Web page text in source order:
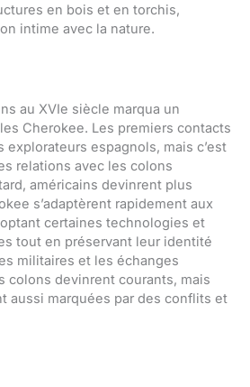
en bois et en torchis,
intime avec la nature.
au XVIe siècle marqua un
Cherokee. Les premiers contacts
espagnols, mais c’est
relations avec les colons
américains devinrent plus
s’adaptèrent rapidement aux
certaines technologies et
tout en préservant leur identité
militaires et les échanges
colons devinrent courants, mais
aussi marquées par des conflits et